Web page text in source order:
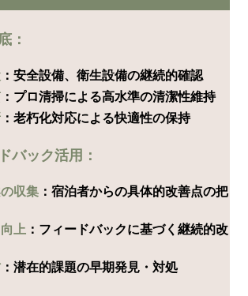
：
：安全設備、衛生設備の継続的確認
：プロ清掃による高水準の清潔性維持
：老朽化対応による快適性の保持
バック活用：
収集 ：宿泊者からの具体的改善点の把
上 ：フィードバックに基づく継続的改
：潜在的課題の早期発見・対処